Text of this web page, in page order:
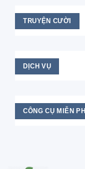
TRUYỆN CƯỜI
DỊCH VỤ
CÔNG CỤ MIỄN PHÍ